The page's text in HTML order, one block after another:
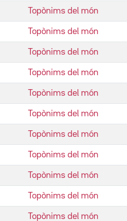
Topònims del món
Topònims del món
Topònims del món
Topònims del món
Topònims del món
Topònims del món
Topònims del món
Topònims del món
Topònims del món
Topònims del món
Topònims del món